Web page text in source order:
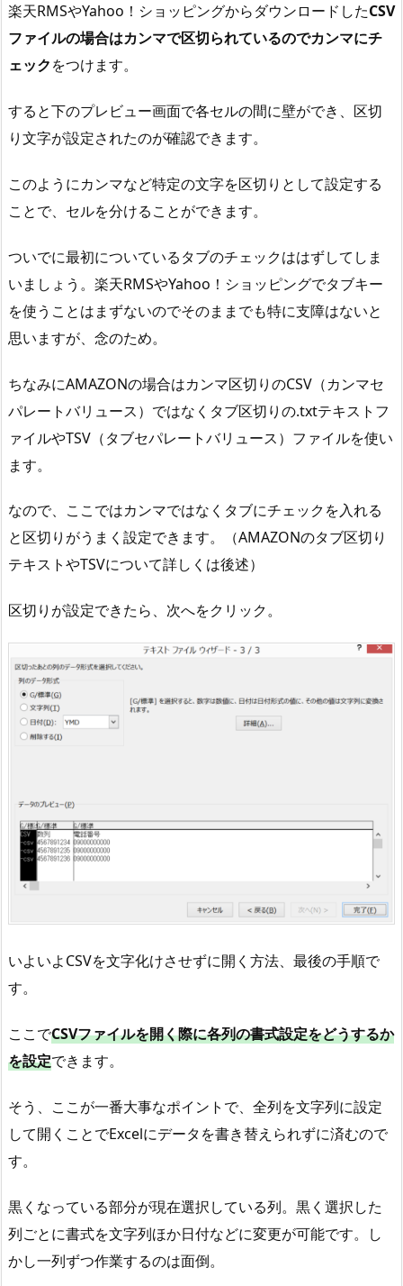
書
式
設
を
文
列
で
く
方
法
と
楽天RMSやYahoo！ショッピングからダウンロードしたCSV
ファイルの場合はカンマで区切られているのでカンマにチ
ェックをつけます。
すると下のプレビュー画面で各セルの間に壁ができ、区切
り文字が設定されたのが確認できます。
このようにカンマなど特定の文字を区切りとして設定する
ことで、セルを分けることができます。
ついでに最初についているタブのチェックははずしてしま
いましょう。楽天RMSやYahoo！ショッピングでタブキー
を使うことはまずないのでそのままでも特に支障はないと
思いますが、念のため。
ちなみにAMAZONの場合はカンマ区切りのCSV（カンマセ
パレートバリュース）ではなくタブ区切りの.txtテキストフ
ァイルやTSV（タブセパレートバリュース）ファイルを使い
ます。
なので、ここではカンマではなくタブにチェックを入れる
と区切りがうまく設定できます。（AMAZONのタブ区切り
テキストやTSVについて詳しくは後述）
区切りが設定できたら、次へをクリック。
いよいよCSVを文字化けさせずに開く方法、最後の手順で
す。
ここでCSVファイルを開く際に各列の書式設定をどうするか
を設定できます。
そう、ここが一番大事なポイントで、全列を文字列に設定
して開くことでExcelにデータを書き替えられずに済むので
す。
黒くなっている部分が現在選択している列。黒く選択した
列ごとに書式を文字列ほか日付などに変更が可能です。し
かし一列ずつ作業するのは面倒。